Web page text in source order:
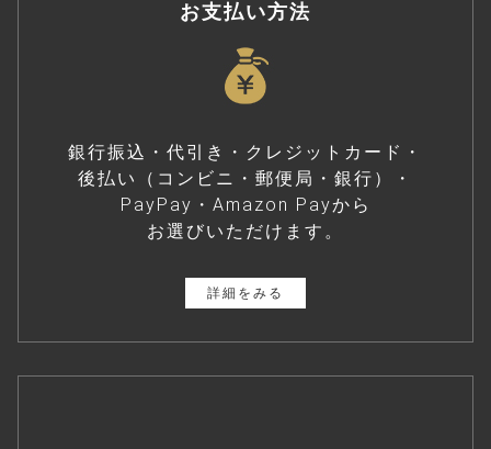
お支払い方法
銀行振込・代引き・クレジットカード・
後払い（コンビニ・郵便局・銀行）・
PayPay・Amazon Payから
お選びいただけます。
詳細をみる